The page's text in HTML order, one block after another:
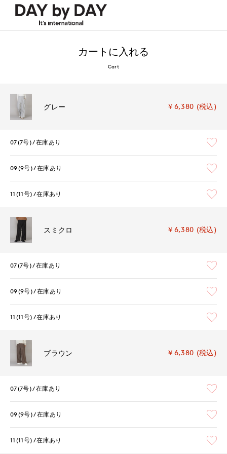
カートに入れる
Cart
グレー ￥6,380 (税込)
07(7号) 在庫あり
09(9号) 在庫あり
11(11号) 在庫あり
スミクロ ￥6,380 (税込)
07(7号) 在庫あり
09(9号) 在庫あり
11(11号) 在庫あり
ブラウン ￥6,380 (税込)
07(7号) 在庫あり
09(9号) 在庫あり
11(11号) 在庫あり